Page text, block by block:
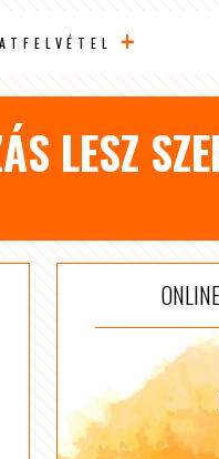
LESZ